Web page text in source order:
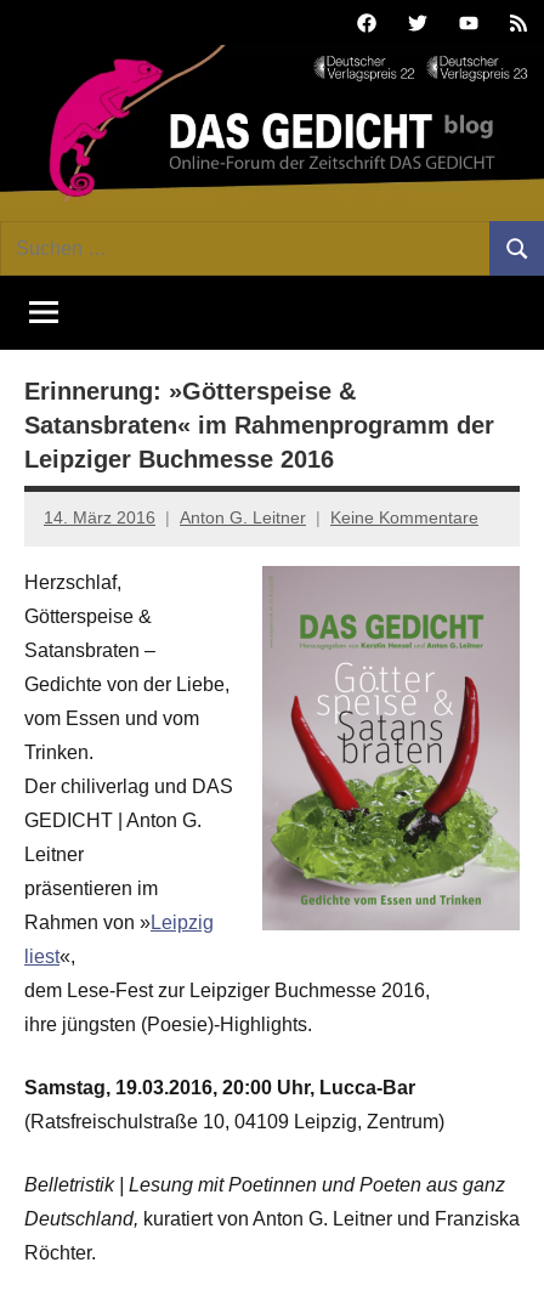
FacebookTwitterYoutube
GEDICHT
blog
Forum
von
DAS
Lyrik,
Essay
Suchen
Erinnerung: »Götterspeise &
Satansbraten« im Rahmenprogramm der
Leipziger Buchmesse 2016
14. März 2016 Anton G. Leitner Keine Kommentare
Herzschlaf,
Götterspeise &
Satansbraten –
Gedichte von der Liebe,
vom Essen und vom
Trinken.
Der chiliverlag und DAS
GEDICHT | Anton G.
Leitner
präsentieren im
Rahmen von »Leipzig
liest«,
dem Lese-Fest zur Leipziger Buchmesse 2016,
ihre jüngsten (Poesie)-Highlights.
Samstag, 19.03.2016, 20:00 Uhr, Lucca-Bar
(Ratsfreischulstraße 10, 04109 Leipzig, Zentrum)
Belletristik | Lesung mit Poetinnen und Poeten aus ganz
Deutschland, kuratiert von Anton G. Leitner und Franziska
Röchter.